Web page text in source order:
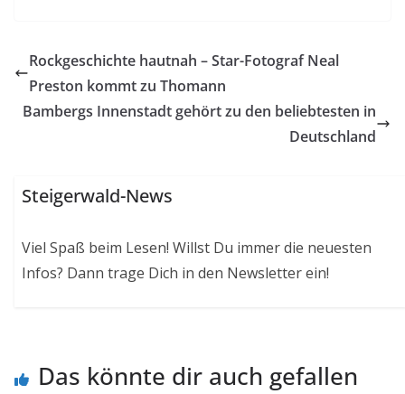
Rockgeschichte hautnah – Star-Fotograf Neal
Preston kommt zu Thomann
Bambergs Innenstadt gehört zu den beliebtesten in
Deutschland
Steigerwald-News
Viel Spaß beim Lesen! Willst Du immer die neuesten
Infos? Dann trage Dich in den Newsletter ein!
Das könnte dir auch gefallen